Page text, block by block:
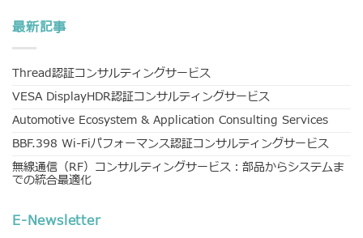
最新記事
Thread認証コンサルティングサービス
VESA DisplayHDR認証コンサルティングサービス
Automotive Ecosystem & Application Consulting Services
BBF.398 Wi-Fiパフォーマンス認証コンサルティングサービス
無線通信（RF）コンサルティングサービス：部品からシステムま
での統合最適化
E-Newsletter